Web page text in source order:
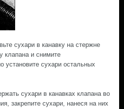
сухари в канавку на стержне
клапана и снимите
установите сухари остальных
сухари в канавках клапана во
закрепите сухари, нанеся на них